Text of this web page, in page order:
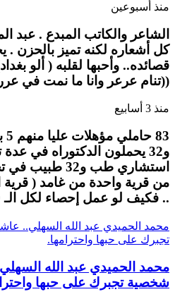
منذ أسبوعين
الشاعر والكاتب المبدع . عبد
كل أشعاره لكنه تميز بالحزن
قصائده.. وأحبها لقلبه ( ألو
((تنام عرعر وانا ما نمت في
منذ 3 أسابيع
استشاري طب
من قرية واحدة من غامد ( قرية
.. فكيف لو عمل إحصاء لكل الـ 300 قرية.
محمد الحميدي عبد الله السهلي..
تجبرك على حبها واحترامها.
محمد الحميدي عبد الله
شخصية تجبرك على حبها